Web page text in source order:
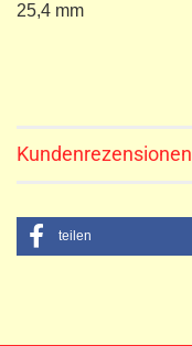
25,4 mm
Kundenrezensionen
teilen